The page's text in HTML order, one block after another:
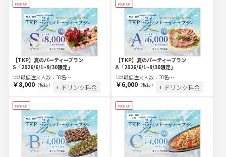
PICK UP
【TKP】夏のパーティープラン
S 「2026/6/1~9/30限定」
最低注文人数： 30名〜
￥8,000（税抜） + ドリンク料金
PICK UP
【TKP】夏のパーティープラン
A 「2026/6/1~9/30限定」
最低注文人数： 30名〜
￥6,000（税抜） + ドリンク料金
PICK UP PICK UP